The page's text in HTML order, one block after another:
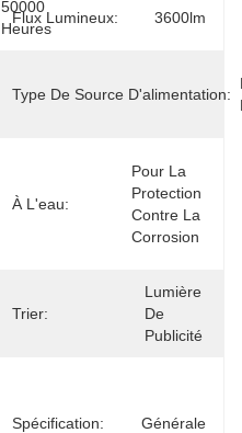
50000
Heures
Flux Lumineux: 3600lm
Type De Source D'alimentation:
À L'eau:
Pour La
Protection
Contre La
Corrosion
Trier:
Lumière
De
Publicité
Spécification: Générale